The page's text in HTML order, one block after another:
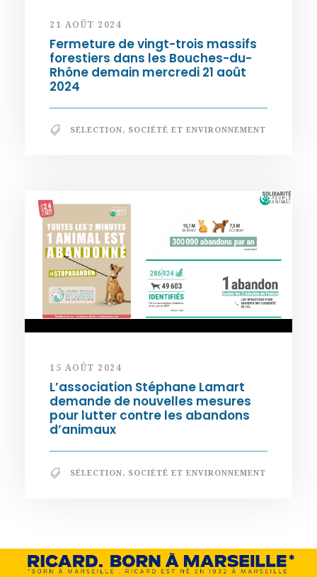
21 AOÛT 2024
Fermeture de vingt-trois massifs
forestiers dans les Bouches-du-
Rhône demain mercredi 21 août
2024
SÉLECTION, SOCIÉTÉ ET ENVIRONNEMENT
15 AOÛT 2024
L’association Stéphane Lamart
demande de nouvelles mesures
pour lutter contre les abandons
d’animaux
SÉLECTION, SOCIÉTÉ ET ENVIRONNEMENT